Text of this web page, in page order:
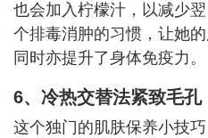
也会加入柠檬汁，以减少
个排毒消肿的习惯，让她
同时亦提升了身体免疫力。
6、冷热交替法紧致毛孔
这个独门的肌肤保养小技